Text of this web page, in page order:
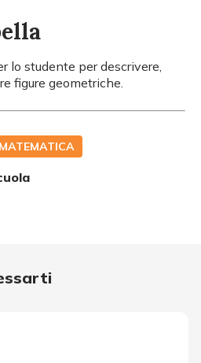
lo studente per descrivere,
figure geometriche.
MATEMATICA